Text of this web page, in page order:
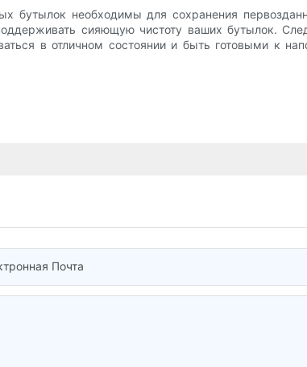
бутылок необходимы для сохранения
сияющую чистоту ваших бутылок.
в отличном состоянии и быть готовыми к
Почта